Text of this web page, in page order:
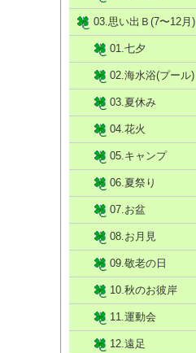
03.思い出Ｂ(7〜12月)
01.七夕
02.海水浴(プール)
03.夏休み
04.花火
05.キャンプ
06.夏祭り
07.お盆
08.お月見
09.敬老の日
10.秋のお彼岸
11.運動会
12.遠足